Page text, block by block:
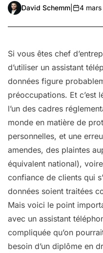
David Schemm 4
Si vous êtes chef
d’utiliser un assistant
données figure
préoccupations. Et c’est
l’un des cadres
monde en matière de
personnelles, et une
amendes, des plaintes
équivalent national),
confiance de clients qui
données soient traitées
Mais voici le point
avec un assistant
compliquée qu’on
besoin d’un diplôme en